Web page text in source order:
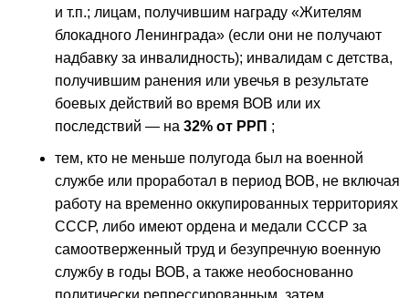
и т.п.; лицам, получившим награду «Жителям
блокадного Ленинграда» (если они не получают
надбавку за инвалидность); инвалидам с детства,
получившим ранения или увечья в результате
боевых действий во время ВОВ или их
последствий — на 32% от РРП ;
тем, кто не меньше полугода был на военной
службе или проработал в период ВОВ, не включая
работу на временно оккупированных территориях
СССР, либо имеют ордена и медали СССР за
самоотверженный труд и безупречную военную
службу в годы ВОВ, а также необоснованно
политически репрессированным, затем